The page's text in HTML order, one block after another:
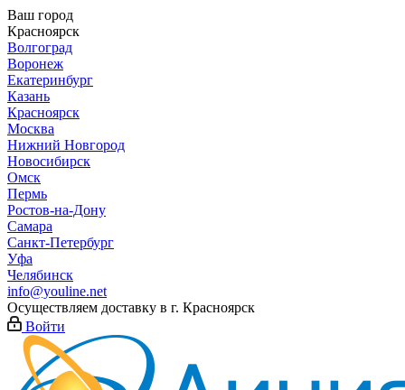
Ваш город
Красноярск
Волгоград
Воронеж
Екатеринбург
Казань
Красноярск
Москва
Нижний Новгород
Новосибирск
Омск
Пермь
Ростов-на-Дону
Самара
Санкт-Петербург
Уфа
Челябинск
info@youline.net
Осуществляем доставку в г. Красноярск
Войти